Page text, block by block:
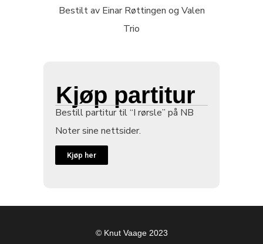
Bestilt av Einar Røttingen og Valen
Trio
Kjøp partitur
Bestill partitur til “I rørsle” på NB
Noter sine nettsider.
Kjøp her
© Knut Vaage 2023